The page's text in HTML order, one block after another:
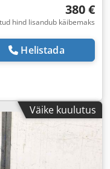
380 €
hind lisandub käibemaks
Helistada
Väike kuulutus